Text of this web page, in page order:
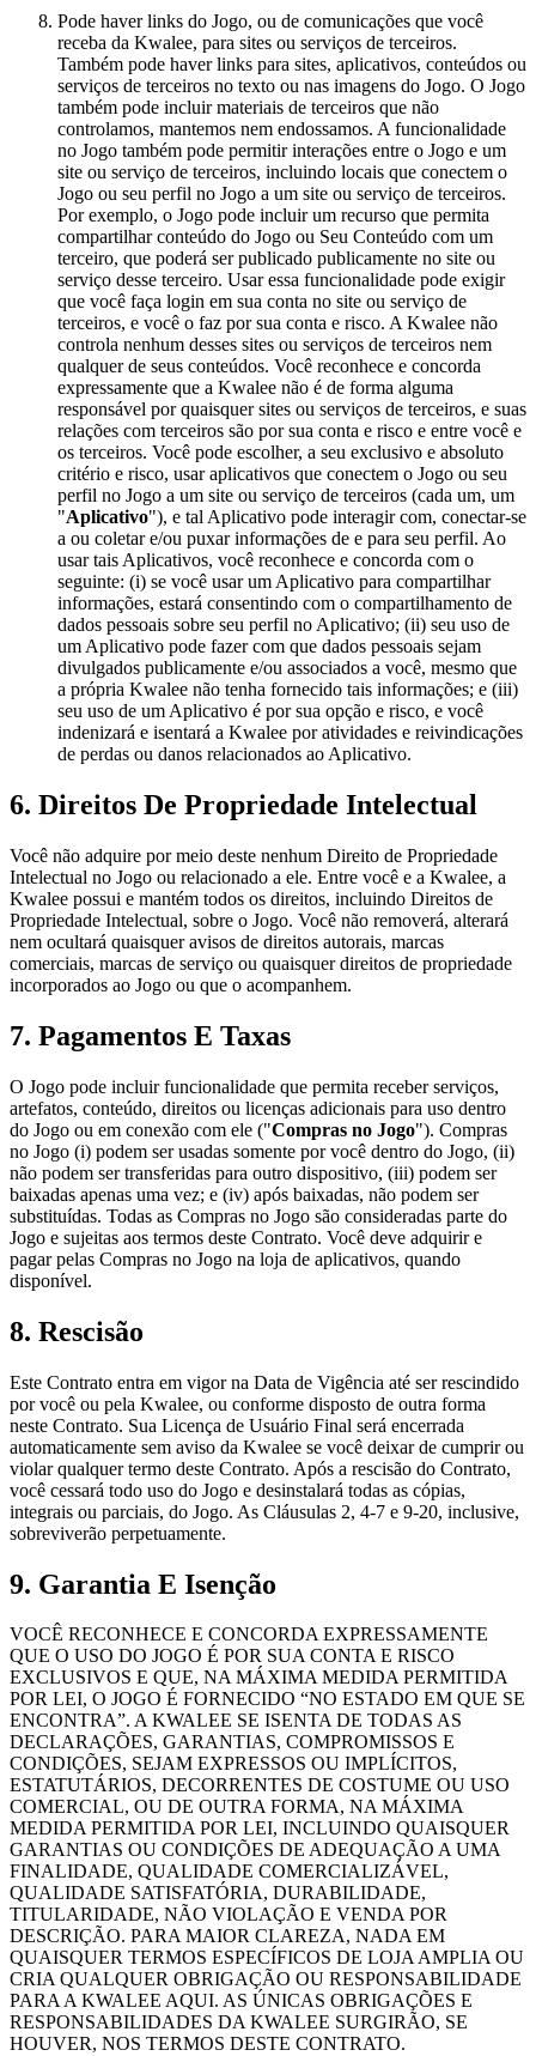
Pode haver links do Jogo, ou de comunicações que você
receba da Kwalee, para sites ou serviços de terceiros.
Também pode haver links para sites, aplicativos, conteúdos ou
serviços de terceiros no texto ou nas imagens do Jogo. O Jogo
também pode incluir materiais de terceiros que não
controlamos, mantemos nem endossamos. A funcionalidade
no Jogo também pode permitir interações entre o Jogo e um
site ou serviço de terceiros, incluindo locais que conectem o
Jogo ou seu perfil no Jogo a um site ou serviço de terceiros.
Por exemplo, o Jogo pode incluir um recurso que permita
compartilhar conteúdo do Jogo ou Seu Conteúdo com um
terceiro, que poderá ser publicado publicamente no site ou
serviço desse terceiro. Usar essa funcionalidade pode exigir
que você faça login em sua conta no site ou serviço de
terceiros, e você o faz por sua conta e risco. A Kwalee não
controla nenhum desses sites ou serviços de terceiros nem
qualquer de seus conteúdos. Você reconhece e concorda
expressamente que a Kwalee não é de forma alguma
responsável por quaisquer sites ou serviços de terceiros, e suas
relações com terceiros são por sua conta e risco e entre você e
os terceiros. Você pode escolher, a seu exclusivo e absoluto
critério e risco, usar aplicativos que conectem o Jogo ou seu
perfil no Jogo a um site ou serviço de terceiros (cada um, um
"Aplicativo"), e tal Aplicativo pode interagir com, conectar-se
a ou coletar e/ou puxar informações de e para seu perfil. Ao
usar tais Aplicativos, você reconhece e concorda com o
seguinte: (i) se você usar um Aplicativo para compartilhar
informações, estará consentindo com o compartilhamento de
dados pessoais sobre seu perfil no Aplicativo; (ii) seu uso de
um Aplicativo pode fazer com que dados pessoais sejam
divulgados publicamente e/ou associados a você, mesmo que
a própria Kwalee não tenha fornecido tais informações; e (iii)
seu uso de um Aplicativo é por sua opção e risco, e você
indenizará e isentará a Kwalee por atividades e reivindicações
de perdas ou danos relacionados ao Aplicativo.
6. Direitos De Propriedade Intelectual
Você não adquire por meio deste nenhum Direito de Propriedade
Intelectual no Jogo ou relacionado a ele. Entre você e a Kwalee, a
Kwalee possui e mantém todos os direitos, incluindo Direitos de
Propriedade Intelectual, sobre o Jogo. Você não removerá, alterará
nem ocultará quaisquer avisos de direitos autorais, marcas
comerciais, marcas de serviço ou quaisquer direitos de propriedade
incorporados ao Jogo ou que o acompanhem.
7. Pagamentos E Taxas
O Jogo pode incluir funcionalidade que permita receber serviços,
artefatos, conteúdo, direitos ou licenças adicionais para uso dentro
do Jogo ou em conexão com ele ("Compras no Jogo"). Compras
no Jogo (i) podem ser usadas somente por você dentro do Jogo, (ii)
não podem ser transferidas para outro dispositivo, (iii) podem ser
baixadas apenas uma vez; e (iv) após baixadas, não podem ser
substituídas. Todas as Compras no Jogo são consideradas parte do
Jogo e sujeitas aos termos deste Contrato. Você deve adquirir e
pagar pelas Compras no Jogo na loja de aplicativos, quando
disponível.
8. Rescisão
Este Contrato entra em vigor na Data de Vigência até ser rescindido
por você ou pela Kwalee, ou conforme disposto de outra forma
neste Contrato. Sua Licença de Usuário Final será encerrada
automaticamente sem aviso da Kwalee se você deixar de cumprir ou
violar qualquer termo deste Contrato. Após a rescisão do Contrato,
você cessará todo uso do Jogo e desinstalará todas as cópias,
integrais ou parciais, do Jogo. As Cláusulas 2, 4-7 e 9-20, inclusive,
sobreviverão perpetuamente.
9. Garantia E Isenção
VOCÊ RECONHECE E CONCORDA EXPRESSAMENTE
QUE O USO DO JOGO É POR SUA CONTA E RISCO
EXCLUSIVOS E QUE, NA MÁXIMA MEDIDA PERMITIDA
POR LEI, O JOGO É FORNECIDO “NO ESTADO EM QUE SE
ENCONTRA”. A KWALEE SE ISENTA DE TODAS AS
DECLARAÇÕES, GARANTIAS, COMPROMISSOS E
CONDIÇÕES, SEJAM EXPRESSOS OU IMPLÍCITOS,
ESTATUTÁRIOS, DECORRENTES DE COSTUME OU USO
COMERCIAL, OU DE OUTRA FORMA, NA MÁXIMA
MEDIDA PERMITIDA POR LEI, INCLUINDO QUAISQUER
GARANTIAS OU CONDIÇÕES DE ADEQUAÇÃO A UMA
FINALIDADE, QUALIDADE COMERCIALIZÁVEL,
QUALIDADE SATISFATÓRIA, DURABILIDADE,
TITULARIDADE, NÃO VIOLAÇÃO E VENDA POR
DESCRIÇÃO. PARA MAIOR CLAREZA, NADA EM
QUAISQUER TERMOS ESPECÍFICOS DE LOJA AMPLIA OU
CRIA QUALQUER OBRIGAÇÃO OU RESPONSABILIDADE
PARA A KWALEE AQUI. AS ÚNICAS OBRIGAÇÕES E
RESPONSABILIDADES DA KWALEE SURGIRÃO, SE
HOUVER, NOS TERMOS DESTE CONTRATO.